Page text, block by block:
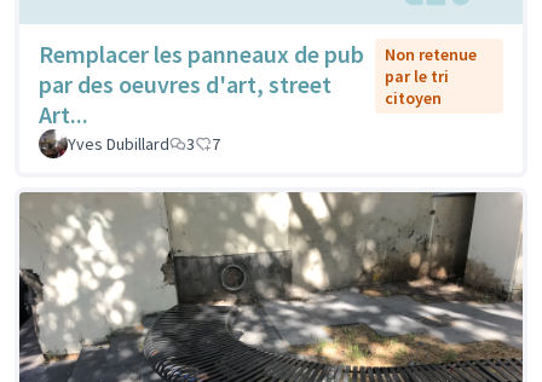
Remplacer les panneaux de pub
par des oeuvres d'art, street
Art...
Non retenue
par le tri
citoyen
Yves Dubillard 3 7